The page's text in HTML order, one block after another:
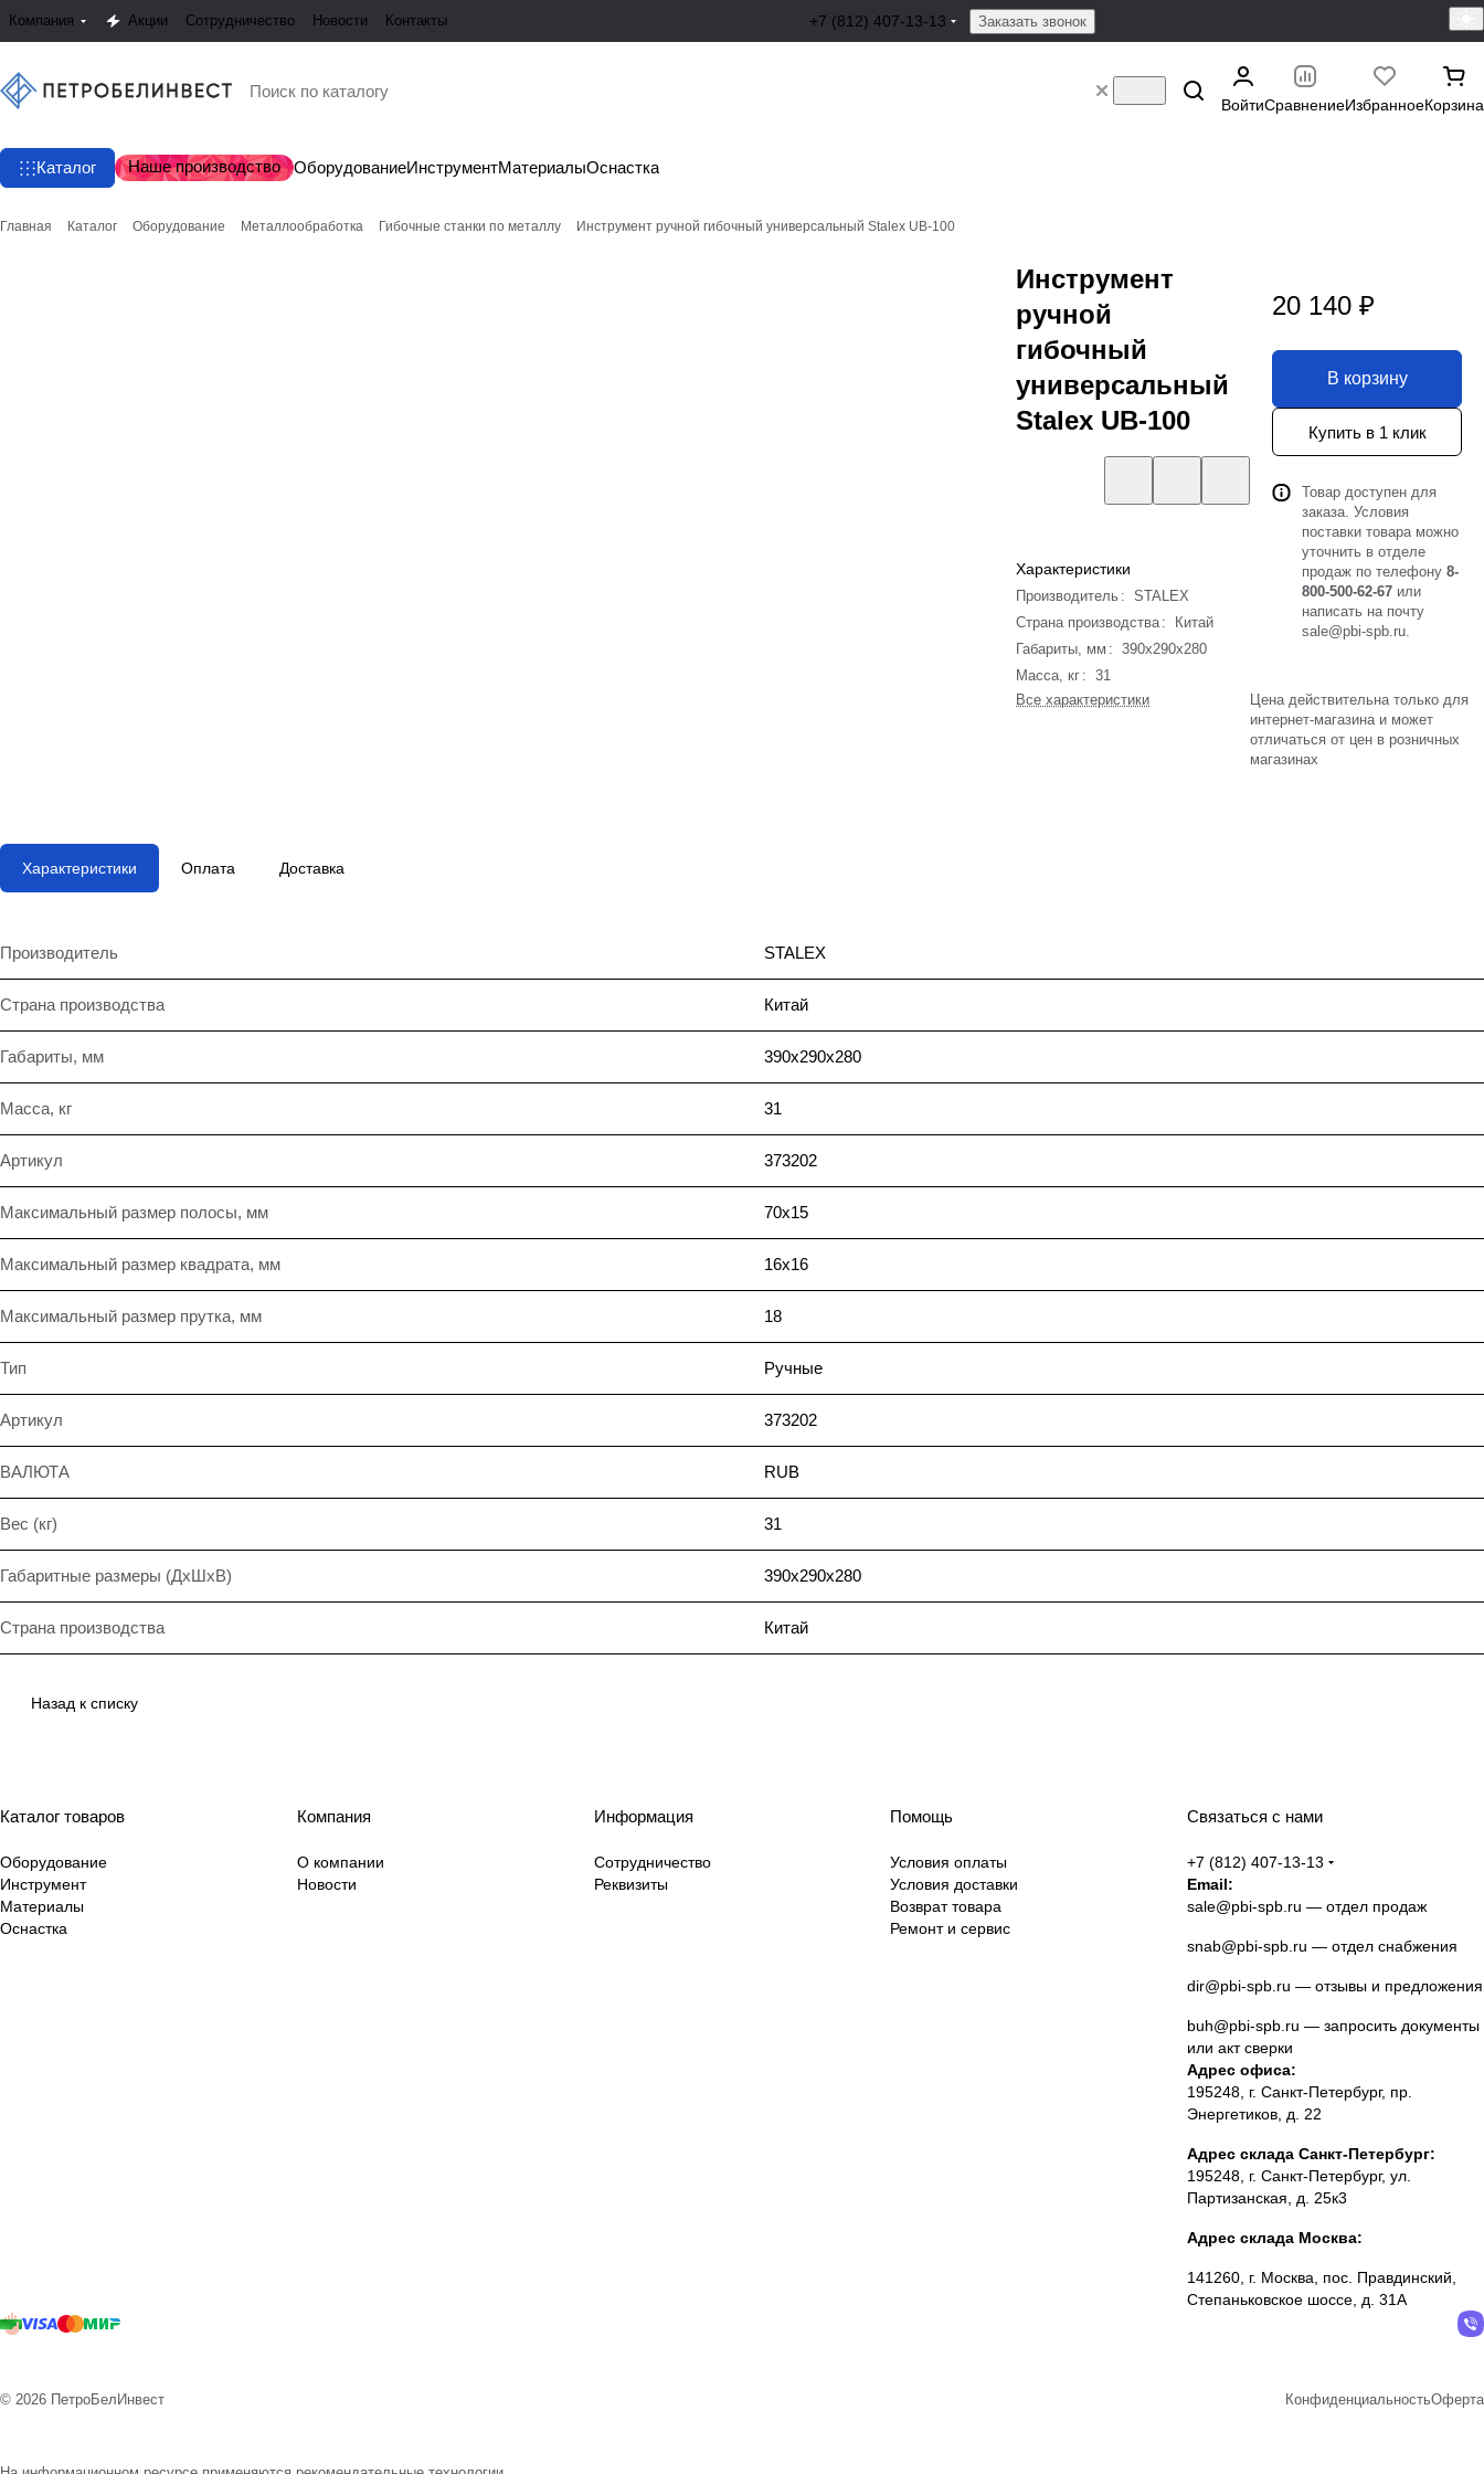
Компания Акции Сотрудничество Новости Контакты +7 (812) 407-13-13 Заказать звонок
ВойтиСравнениеИзбранноеКорзина
Каталог Наше производство ОборудованиеИнструментМатериалыОснастка
Главная Каталог Оборудование Металлообработка Гибочные станки по металлу Инструмент ручной гибочный универсальный Stalex UB-100
Инструмент
ручной
гибочный
универсальный
Stalex UB-100
Характеристики
Производитель : STALEX
Страна производства :
Китай
Габариты, мм : 390x290x280
Масса, кг : 31
Все характеристики
20 140 ₽
В корзину
Купить в 1 клик
Товар доступен для
заказа. Условия
поставки товара можно
уточнить в отделе
продаж по телефону 8-
800-500-62-67 или
написать на почту
sale@pbi-spb.ru.
Цена действительна только для
интернет-магазина и может
отличаться от цен в розничных
магазинах
Характеристики Оплата Доставка
Производитель STALEX
Страна производства Китай
Габариты, мм 390x290x280
Масса, кг 31
Артикул 373202
Максимальный размер полосы, мм 70x15
Максимальный размер квадрата, мм 16x16
Максимальный размер прутка, мм 18
Тип Ручные
Артикул 373202
ВАЛЮТА RUB
Вес (кг) 31
Габаритные размеры (ДхШхВ) 390x290x280
Страна производства Китай
Назад к списку
Каталог товаров
Оборудование
Инструмент
Материалы
Оснастка
Компания
О компании
Новости
Информация
Сотрудничество
Реквизиты
Помощь
Условия оплаты
Условия доставки
Возврат товара
Ремонт и сервис
Связаться с нами
+7 (812) 407-13-13
Email:
sale@pbi-spb.ru — отдел продаж
snab@pbi-spb.ru — отдел снабжения
dir@pbi-spb.ru — отзывы и предложения
buh@pbi-spb.ru — запросить документы
или акт сверки
Адрес офиса:
195248, г. Санкт-Петербург, пр.
Энергетиков, д. 22
Адрес склада Санкт-Петербург:
195248, г. Санкт-Петербург, ул.
Партизанская, д. 25к3
Адрес склада Москва:
141260, г. Москва, пос. Правдинский,
Степаньковское шоссе, д. 31А
© 2026 ПетроБелИнвест КонфиденциальностьОферта